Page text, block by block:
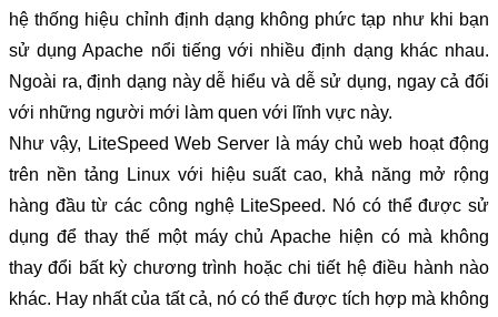
hệ thống hiệu chỉnh định dạng không phức tạp như khi bạn
sử dụng Apache nổi tiếng với nhiều định dạng khác nhau.
Ngoài ra, định dạng này dễ hiểu và dễ sử dụng, ngay cả đối
với những người mới làm quen với lĩnh vực này.
Như vậy, LiteSpeed ​​Web Server là máy chủ web hoạt động
trên nền tảng Linux với hiệu suất cao, khả năng mở rộng
hàng đầu từ các công nghệ LiteSpeed. Nó có thể được sử
dụng để thay thế một máy chủ Apache hiện có mà không
thay đổi bất kỳ chương trình hoặc chi tiết hệ điều hành nào
khác. Hay nhất của tất cả, nó có thể được tích hợp mà không